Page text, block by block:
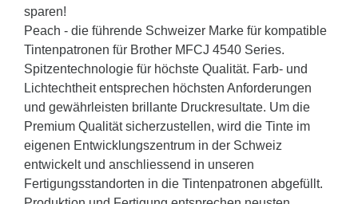
sparen!
Peach - die führende Schweizer Marke für kompatible
Tintenpatronen für Brother MFCJ 4540 Series.
Spitzentechnologie für höchste Qualität. Farb- und
Lichtechtheit entsprechen höchsten Anforderungen
und gewährleisten brillante Druckresultate. Um die
Premium Qualität sicherzustellen, wird die Tinte im
eigenen Entwicklungszentrum in der Schweiz
entwickelt und anschliessend in unseren
Fertigungsstandorten in die Tintenpatronen abgefüllt.